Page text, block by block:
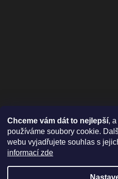
Chceme vám dát to nejlepší,
používáme soubory cookie.
webu vyjadřujete souhlas s
informací zde